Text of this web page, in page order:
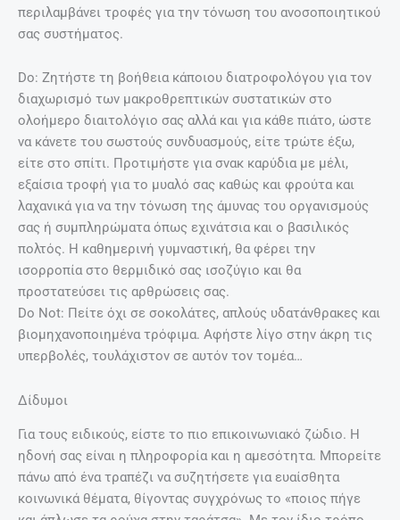
περιλαμβάνει τροφές για την τόνωση του ανοσοποιητικού
σας συστήματος.
Do: Ζητήστε τη βοήθεια κάποιου διατροφολόγου για τον
διαχωρισμό των μακροθρεπτικών συστατικών στο
ολοήμερο διαιτολόγιο σας αλλά και για κάθε πιάτο, ώστε
να κάνετε του σωστούς συνδυασμούς, είτε τρώτε έξω,
είτε στο σπίτι. Προτιμήστε για σνακ καρύδια με μέλι,
εξαίσια τροφή για το μυαλό σας καθώς και φρούτα και
λαχανικά για να την τόνωση της άμυνας του οργανισμούς
σας ή συμπληρώματα όπως εχινάτσια και ο βασιλικός
πολτός. Η καθημερινή γυμναστική, θα φέρει την
ισορροπία στο θερμιδικό σας ισοζύγιο και θα
προστατεύσει τις αρθρώσεις σας.
Do Not: Πείτε όχι σε σοκολάτες, απλούς υδατάνθρακες και
βιομηχανοποιημένα τρόφιμα. Αφήστε λίγο στην άκρη τις
υπερβολές, τουλάχιστον σε αυτόν τον τομέα…
Δίδυμοι
Για τους ειδικούς, είστε το πιο επικοινωνιακό ζώδιο. Η
ηδονή σας είναι η πληροφορία και η αμεσότητα. Μπορείτε
πάνω από ένα τραπέζι να συζητήσετε για ευαίσθητα
κοινωνικά θέματα, θίγοντας συγχρόνως το «ποιος πήγε